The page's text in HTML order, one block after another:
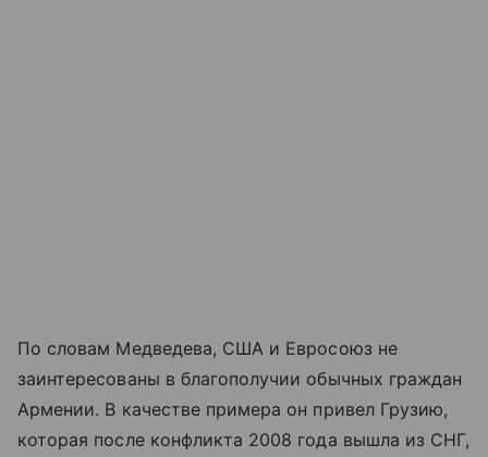
По словам Медведева, США и Евросоюз не
заинтересованы в благополучии обычных граждан
Армении. В качестве примера он привел Грузию,
которая после конфликта 2008 года вышла из СНГ,